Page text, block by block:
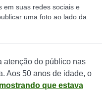
em suas redes sociais e
uma foto ao lado da
atenção do público nas
Aos 50 anos de idade, o
mostrando que estava